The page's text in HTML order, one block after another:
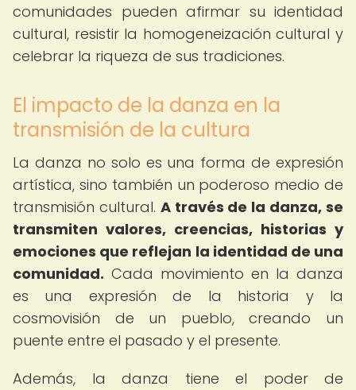
comunidades pueden afirmar su identidad
cultural, resistir la homogeneización cultural y
celebrar la riqueza de sus tradiciones.
El impacto de la danza en la
transmisión de la cultura
La danza no solo es una forma de expresión
artística, sino también un poderoso medio de
transmisión cultural. A través de la danza, se
transmiten valores, creencias, historias y
emociones que reflejan la identidad de una
comunidad. Cada movimiento en la danza
es una expresión de la historia y la
cosmovisión de un pueblo, creando un
puente entre el pasado y el presente.
Además, la danza tiene el poder de